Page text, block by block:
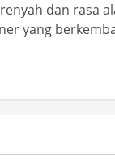
dan rasa
yang